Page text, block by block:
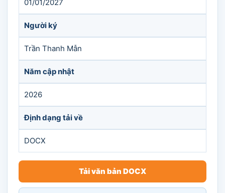
01/01/2027
Người ký
Trần Thanh Mẫn
Năm cập nhật
2026
Định dạng tải về
DOCX
Tải văn bản DOCX